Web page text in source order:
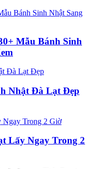
Mẫu Bánh Sinh
Nhật Đà Lạt Đẹp
Lấy Ngay Trong 2